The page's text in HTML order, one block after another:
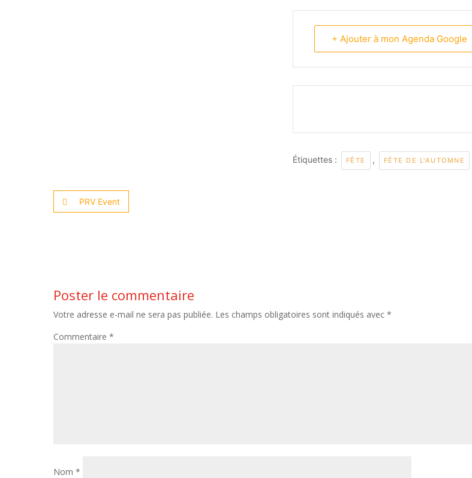
+ Ajouter à mon Agenda Google
Étiquettes : FÊTE , FÊTE DE L'AUTOMNE
PRV Event
Poster le commentaire
Votre adresse e-mail ne sera pas publiée. Les champs obligatoires sont indiqués avec *
Commentaire *
Nom *